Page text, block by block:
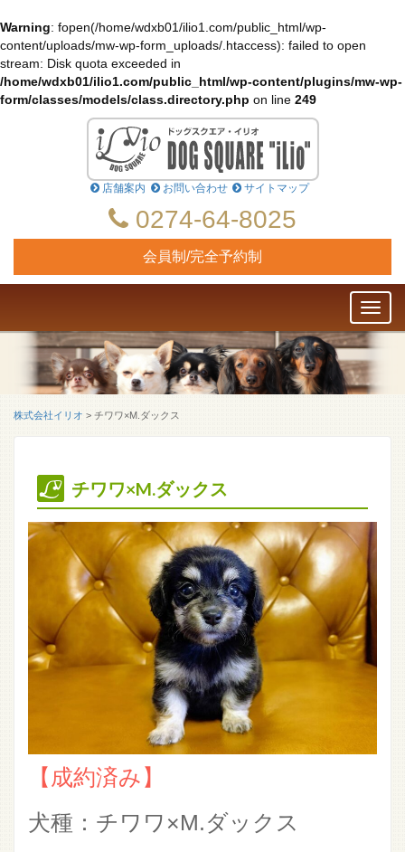
Warning: fopen(/home/wdxb01/ilio1.com/public_html/wp-
content/uploads/mw-wp-form_uploads/.htaccess): failed to open
stream: Disk quota exceeded in
/home/wdxb01/ilio1.com/public_html/wp-content/plugins/mw-wp-
form/classes/models/class.directory.php on line 249
店舗案内 お問い合わせ サイトマップ
0274-64-8025
会員制/完全予約制
株式会社イリオ > チワワ×M.ダックス
チワワ×M.ダックス
【成約済み】
犬種：チワワ×M.ダックス